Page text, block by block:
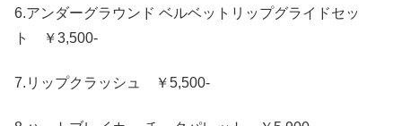
6.アンダーグラウンド ベルベットリップグライドセッ
ト ￥3,500-
7.リップクラッシュ ￥5,500-